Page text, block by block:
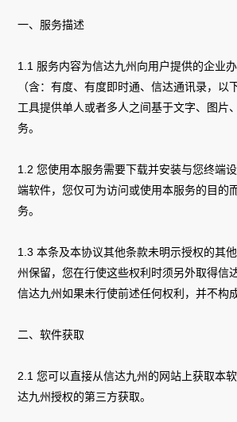
一、服务描述
1.1 服务内容为信达九州向用户提供的企业
（含：有度、有度即时通、信达通讯录，以
工具提供单人或者多人之间基于文字、图片
务。
1.2 您使用本服务需要下载并安装与您终端
端软件，您仅可为访问或使用本服务的目的
务。
1.3 本条及本协议其他条款未明示授权的其
州保留，您在行使这些权利时须另外取得信
信达九州如果未行使前述任何权利，并不构
二、软件获取
2.1 您可以直接从信达九州的网站上获取本
达九州授权的第三方获取。